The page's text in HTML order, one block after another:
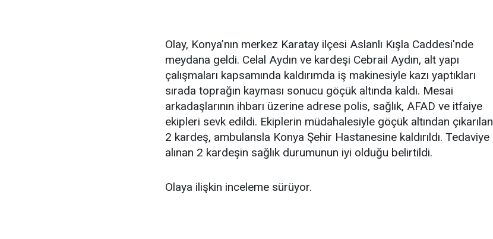
Olay, Konya’nın merkez Karatay ilçesi Aslanlı Kışla Caddesi'nde
meydana geldi. Celal Aydın ve kardeşi Cebrail Aydın, alt yapı
çalışmaları kapsamında kaldırımda iş makinesiyle kazı yaptıkları
sırada toprağın kayması sonucu göçük altında kaldı. Mesai
arkadaşlarının ihbarı üzerine adrese polis, sağlık, AFAD ve itfaiye
ekipleri sevk edildi. Ekiplerin müdahalesiyle göçük altından çıkarılan
2 kardeş, ambulansla Konya Şehir Hastanesine kaldırıldı. Tedaviye
alınan 2 kardeşin sağlık durumunun iyi olduğu belirtildi.
Olaya ilişkin inceleme sürüyor.